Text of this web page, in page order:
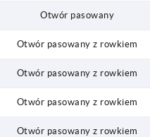
Otwór pasowany
Otwór pasowany z rowkiem
Otwór pasowany z rowkiem
Otwór pasowany z rowkiem
Otwór pasowany z rowkiem